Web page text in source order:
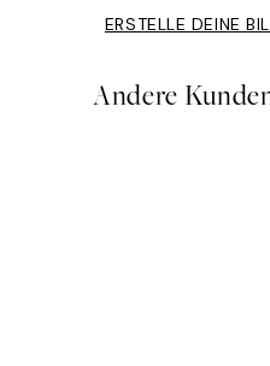
ERSTELLE DEINE
Andere